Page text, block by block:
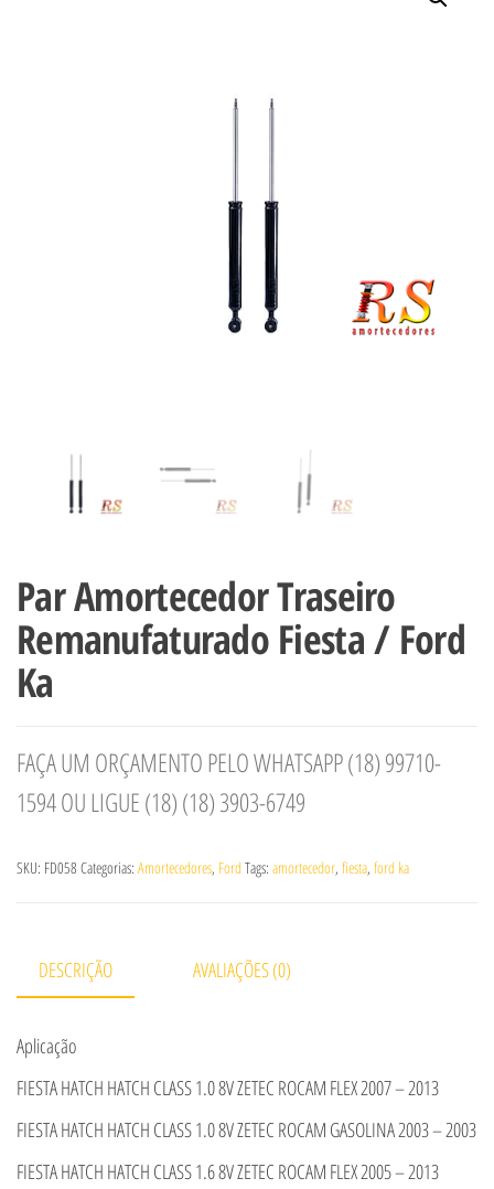
Par Amortecedor Traseiro
Remanufaturado Fiesta / Ford
Ka
FAÇA UM ORÇAMENTO PELO WHATSAPP (18) 99710-
1594 OU LIGUE (18) (18) 3903-6749
SKU: FD058 Categorias: Amortecedores, FordTags: amortecedor, fiesta, ford ka
DESCRIÇÃO AVALIAÇÕES (0)
Aplicação
FIESTA HATCH HATCH CLASS 1.0 8V ZETEC ROCAM FLEX 2007 – 2013
FIESTA HATCH HATCH CLASS 1.0 8V ZETEC ROCAM GASOLINA 2003 – 2003
FIESTA HATCH HATCH CLASS 1.6 8V ZETEC ROCAM FLEX 2005 – 2013